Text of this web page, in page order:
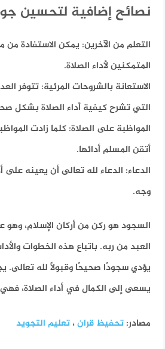
نصائح إضافية لتحسين
التعلم من الآخرين: يمكن الاستفادة
المتمكنين لأداء الصلاة.
الاستعانة بالشروحات المرئية: تتوفر
التي تشرح كيفية أداء الصلاة بشكل
المواظبة على الصلاة: كلما زادت
أتقن المسلم أدائها.
الدعاء: الدعاء لله تعالى أن يعينه على
وجه.
السجود هو ركن من أركان الإسلام،
العبد من ربه. باتباع هذه الخطوات
يؤدي سجودًا صحيحًا وقبولًا لله
يسعى إلى الكمال في أداء الصلاة،
مصادر:تحفيظ قران،تعليم التجويد